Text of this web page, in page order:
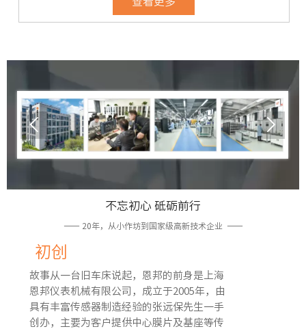
 
不忘初心 砥砺前行
—— 20年，从小作坊到国家级高新技术企业 ——
初创
故事从一台旧车床说起，恩邦的前身是上海
恩邦仪表机械有限公司，成立于2005年，由
具有丰富传感器制造经验的张远保先生一手
创办，主要为客户提供中心膜片及基座等传